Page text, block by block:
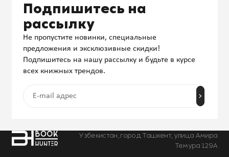
Узбекистан, город Ташкент, улица Амира
Темура 129А
Подпишитесь на
рассылку
Не пропустите новинки, специальные
предложения и эксклюзивные скидки!
Подпишитесь на нашу рассылку и будьте в курсе
всех книжных трендов.